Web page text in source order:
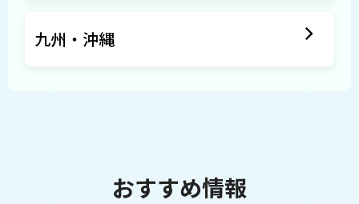
九州・沖縄
おすすめ情報